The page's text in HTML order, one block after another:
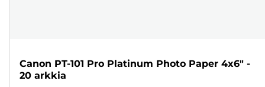
Canon PT-101 Pro Platinum Photo Paper 4x6" -
20 arkkia